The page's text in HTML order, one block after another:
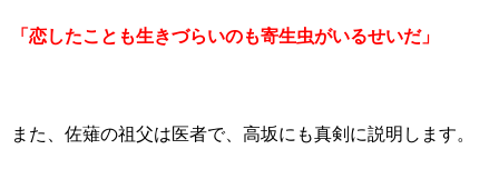
「恋したことも生きづらいのも寄生虫がいるせいだ」
また、佐薙の祖父は医者で、高坂にも真剣に説明します。